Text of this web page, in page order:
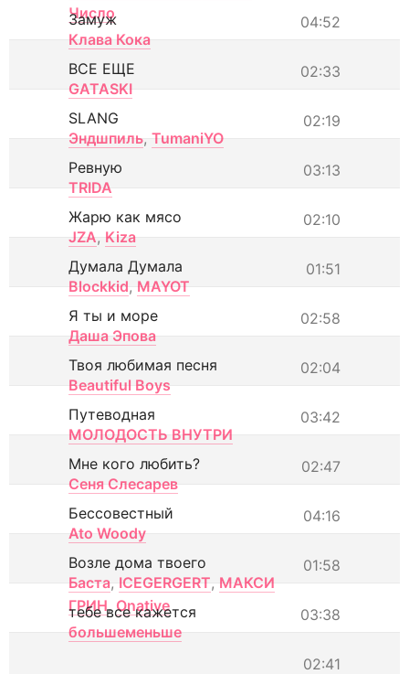
Число
04:52
Замуж
Клава Кока
02:33
ВСЕ ЕЩЕ
GATASKI
02:19
SLANG
Эндшпиль, TumaniYO
03:13
Ревную
TRIDA
02:10
Жарю как мясо
JZA, Kiza
01:51
Думала Думала
Blockkid, MAYOT
02:58
Я ты и море
Даша Эпова
02:04
Твоя любимая песня
Beautiful Boys
03:42
Путеводная
МОЛОДОСТЬ ВНУТРИ
02:47
Мне кого любить?
Сеня Слесарев
04:16
Бессовестный
Ato Woody
01:58
Возле дома твоего
Баста, ICEGERGERT, МАКСИ
ГРИН, Onative 03:38
тебе все кажется
большеменьше
02:41